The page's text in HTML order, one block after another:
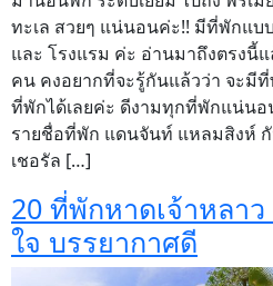
ทะเล สวยๆ แน่นอนค่ะ!! มีที่พักแบ
และ โรงแรม ค่ะ อ่านมาถึงตรงนี้
คน คงอยากที่จะรู้กันแล้วว่า จะมี
ที่พักได้เลยค่ะ ดีงามทุกที่พักแน่นอ
รายชื่อที่พัก แดนจันท์ แหลมสิงห์
เชอรัล […]
20 ที่พักหาดเจ้าหลา
ใจ บรรยากาศดี